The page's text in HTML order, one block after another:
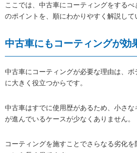
ここでは、中古車にコーティングをする
のポイントを、順にわかりやすく解説して
中古車にもコーティングが効
中古車にコーティングが必要な理由は、
に大きく役立つからです。
中古車はすでに使用歴があるため、小さ
が進んでいるケースが少なくありません。
コーティングを施すことでさらなる劣化